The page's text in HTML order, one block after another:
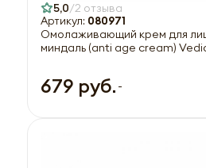
5,0 2 отзыва
Артикул: 080971
Омолаживающий крем для
миндаль (anti age cream)
679 руб. -